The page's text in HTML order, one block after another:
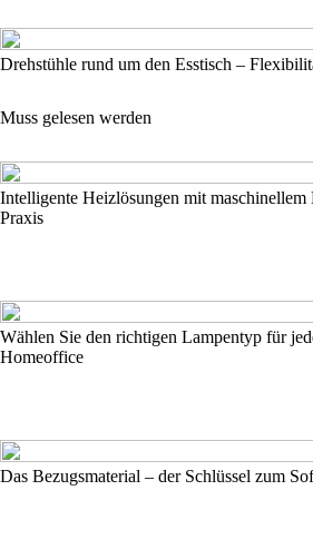
Drehstühle rund um den Esstisch –
Muss gelesen werden
Intelligente Heizlösungen mit
Praxis
Wählen Sie den richtigen Lampentyp für
Homeoffice
Das Bezugsmaterial – der Schlüssel zum